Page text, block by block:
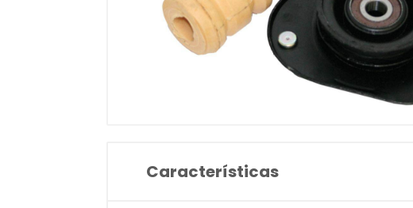
Características